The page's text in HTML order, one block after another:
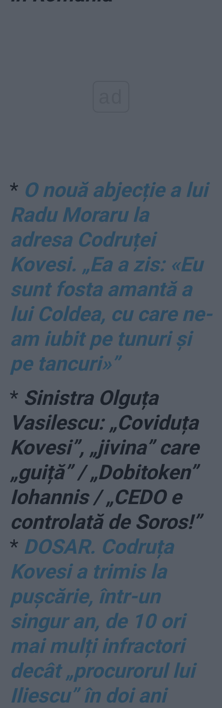
* O nouă abjecție a lui
Radu Moraru la
adresa Codruței
Kovesi. „Ea a zis: «Eu
sunt fosta amantă a
lui Coldea, cu care ne-
am iubit pe tunuri și
pe tancuri»”
* Sinistra Olguța
Vasilescu: „Coviduța
Kovesi”, „jivina” care
„guiță” / „Dobitoken”
Iohannis / „CEDO e
controlată de Soros!”
* DOSAR. Codruța
Kovesi a trimis la
pușcărie, într-un
singur an, de 10 ori
mai mulți infractori
decât „procurorul lui
Iliescu” în doi ani